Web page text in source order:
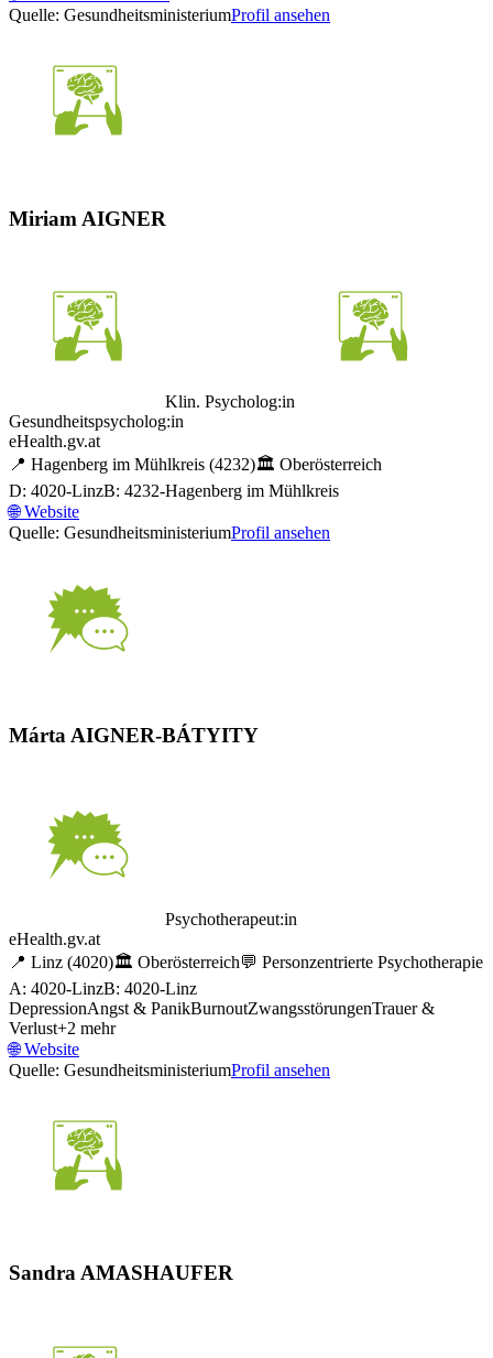
Quelle: GesundheitsministeriumProfil ansehen
Miriam AIGNER
Klin. Psycholog:in
Gesundheitspsycholog:in
eHealth.gv.at
📍 Hagenberg im Mühlkreis (4232)🏛️ Oberösterreich
D: 4020-LinzB: 4232-Hagenberg im Mühlkreis
🌐Website
Quelle: GesundheitsministeriumProfil ansehen
Márta AIGNER-BÁTYITY
Psychotherapeut:in
eHealth.gv.at
📍 Linz (4020)🏛️ Oberösterreich💬 Personzentrierte Psychotherapie
A: 4020-LinzB: 4020-Linz
DepressionAngst & PanikBurnoutZwangsstörungenTrauer &
Verlust+2 mehr
🌐Website
Quelle: GesundheitsministeriumProfil ansehen
Sandra AMASHAUFER